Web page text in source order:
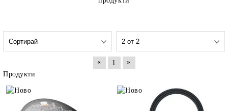
40237 Düsseldorf
Germany
https://www.baseus.com/
« 1
»
Продукти